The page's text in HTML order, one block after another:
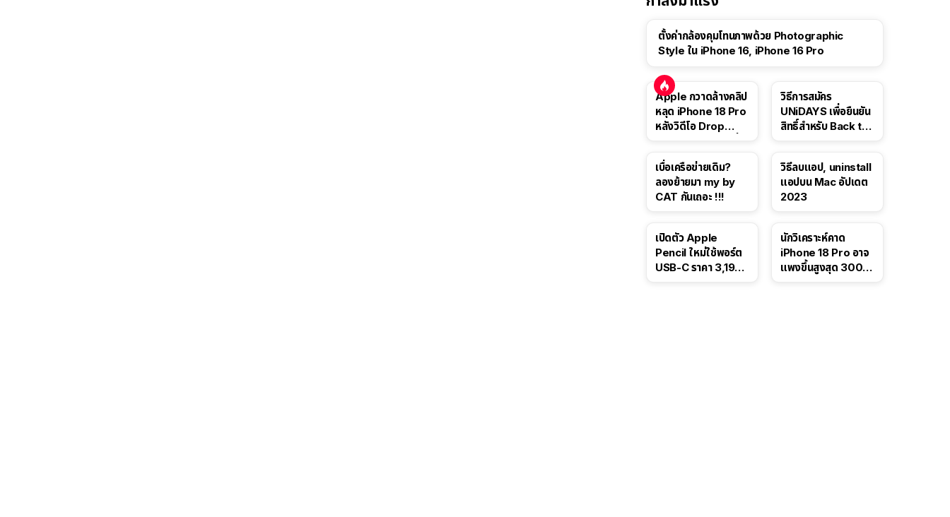
ตั้งค่ากล้องคุมโทนภาพด้วย Photographic
Style ใน iPhone 16, iPhone 16 Pro
Apple กวาดล้างคลิป
หลุด iPhone 18 Pro
หลังวิดีโอ Drop
วิธีการสมัคร
UNiDAYS เพื่อยืนยัน
สิทธิ์สำหรับ Back to
เบื่อเครือข่ายเดิม?
ลองย้ายมา my by
CAT กันเถอะ !!!
วิธีลบแอป, uninstall
แอปบน Mac อัปเดต
2023
เปิดตัว Apple
Pencil ใหม่ใช้พอร์ต
USB-C ราคา 3,190
นักวิเคราะห์คาด
iPhone 18 Pro อาจ
แพงขึ้นสูงสุด 300